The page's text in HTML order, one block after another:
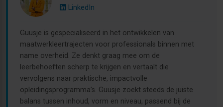
LinkedIn
Guusje is gespecialiseerd in het ontwikkelen van
maatwerkleertrajecten voor professionals binnen met
name overheid. Ze denkt graag mee om de
leerbehoeften scherp te krijgen en vertaalt die
vervolgens naar praktische, impactvolle
opleidingsprogramma’s. Guusje zoekt steeds de juiste
balans tussen inhoud, vorm en niveau, passend bij de